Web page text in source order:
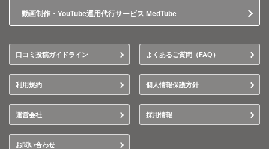
動画制作・YouTube運用代行サービス MedTube
口コミ投稿ガイドライン よくあるご質問（FAQ）
利用規約 個人情報保護方針
運営会社 採用情報
お問い合わせ